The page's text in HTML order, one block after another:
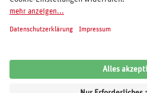
© 2026 REWE
Impressum
AGB Cookie-
Unsere Inhalte: